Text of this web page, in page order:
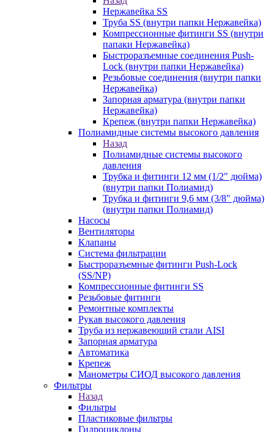
Нержавейка SS
Труба SS (внутри папки Нержавейка)
Компрессионные фитинги SS (внутри
папаки Нержавейка)
Быстроразъемные соединения Push-
Lock (внутри папки Нержавейка)
Резьбовые соединения (внутри папки
Нержавейка)
Запорная арматура (внутри папки
Нержавейка)
Крепеж (внутри папки Нержавейка)
Полиамидные системы высокого давления
Назад
Полиамидные системы высокого
давления
Трубка и фитинги 12 мм (1/2" дюйма)
(внутри папки Полиамид)
Трубка и фитинги 9,6 мм (3/8" дюйма)
(внутри папки Полиамид)
Насосы
Вентиляторы
Клапаны
Система фильтрации
Быстроразъемные фитинги Push-Lock
(SS/NP)
Компрессионные фитинги SS
Резьбовые фитинги
Ремонтные комплекты
Рукав высокого давления
Труба из нержавеющий стали AISI
Запорная арматура
Автоматика
Крепеж
Манометры СИОД высокого давления
Фильтры
Назад
Фильтры
Пластиковые фильтры
Гидроциклоны